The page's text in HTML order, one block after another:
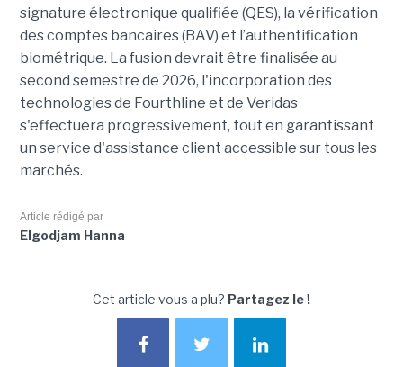
signature électronique qualifiée (QES), la vérification
des comptes bancaires (BAV) et l’authentification
biométrique. La fusion devrait être finalisée au
second semestre de 2026, l'incorporation des
technologies de Fourthline et de Veridas
s'effectuera progressivement, tout en garantissant
un service d'assistance client accessible sur tous les
marchés.
Article rédigé par
Elgodjam Hanna
Cet article vous a plu? Partagez le !